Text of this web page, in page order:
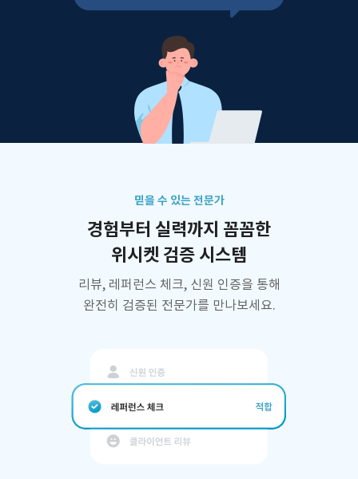
믿을 수 있는 전문가
경험부터 실력까지 꼼꼼한
위시켓 검증 시스템
리뷰, 레퍼런스 체크, 신원 인증을 통해
완전히 검증된 전문가를 만나보세요.